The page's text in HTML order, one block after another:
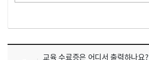
교육전반 목록 으로 번호, 제목, 작성자, 조회수, 등록 일로 나열 되고 있습니다.
교육 수료증은 어디서 출력하나요?